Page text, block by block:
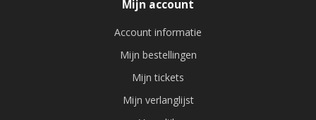
Mijn account
Account informatie
Mijn bestellingen
Mijn tickets
Mijn verlanglijst